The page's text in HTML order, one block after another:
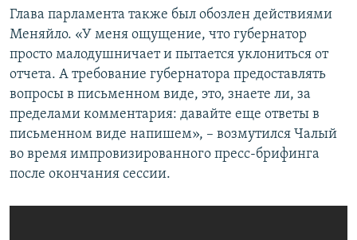
Глава парламента также был обозлен действиями
Меняйло. «У меня ощущение, что губернатор
просто малодушничает и пытается уклониться от
отчета. А требование губернатора предоставлять
вопросы в письменном виде, это, знаете ли, за
пределами комментария: давайте еще ответы в
письменном виде напишем», – возмутился Чалый
во время импровизированного пресс-брифинга
после окончания сессии.